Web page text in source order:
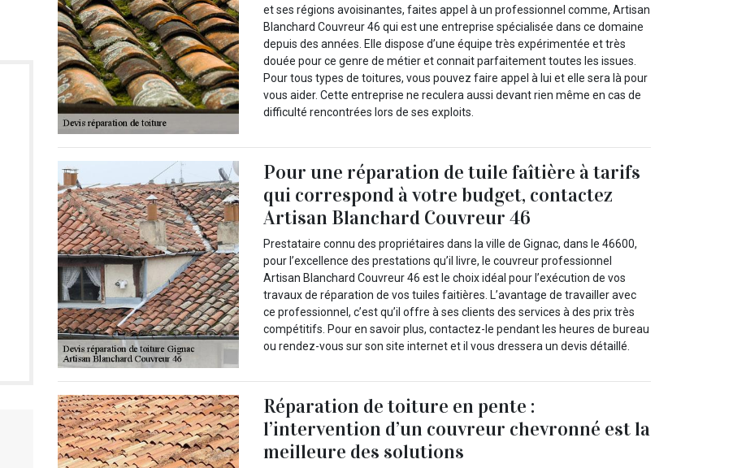
et ses régions avoisinantes, faites appel à un professionnel comme, Artisan
Blanchard Couvreur 46 qui est une entreprise spécialisée dans ce domaine
depuis des années. Elle dispose d’une équipe très expérimentée et très
douée pour ce genre de métier et connait parfaitement toutes les issues.
Pour tous types de toitures, vous pouvez faire appel à lui et elle sera là pour
vous aider. Cette entreprise ne reculera aussi devant rien même en cas de
difficulté rencontrées lors de ses exploits.
Pour une réparation de tuile faîtière à tarifs
qui correspond à votre budget, contactez
Artisan Blanchard Couvreur 46
Prestataire connu des propriétaires dans la ville de Gignac, dans le 46600,
pour l’excellence des prestations qu’il livre, le couvreur professionnel
Artisan Blanchard Couvreur 46 est le choix idéal pour l’exécution de vos
travaux de réparation de vos tuiles faitières. L’avantage de travailler avec
ce professionnel, c’est qu’il offre à ses clients des services à des prix très
compétitifs. Pour en savoir plus, contactez-le pendant les heures de bureau
ou rendez-vous sur son site internet et il vous dressera un devis détaillé.
Réparation de toiture en pente :
l’intervention d’un couvreur chevronné est la
meilleure des solutions